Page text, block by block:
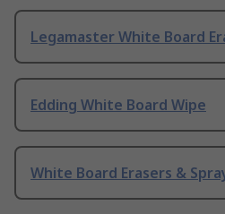
Legamaster White Board
Edding White Board Wipe
White Board Erasers &